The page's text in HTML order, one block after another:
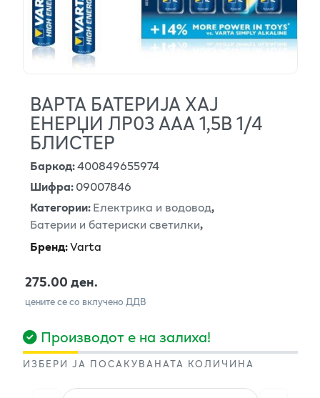
ВАРТА БАТЕРИЈА ХАЈ
ЕНЕРЏИ ЛР03 ААА 1,5В 1/4
БЛИСТЕР
Баркод:400849655974
Шифра:09007846
Категории:Електрика и водовод,
Батерии и батериски светилки,
Бренд:Varta
275.00 ден.
цените се со вклучено ДДВ
Производот е на залиха!
ИЗБЕРИ ЈА ПОСАКУВАНАТА КОЛИЧИНА